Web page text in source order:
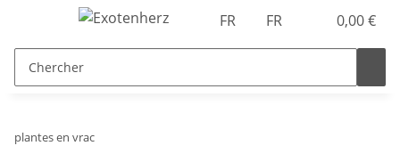
FR FR 0,00 €
plantes en vrac